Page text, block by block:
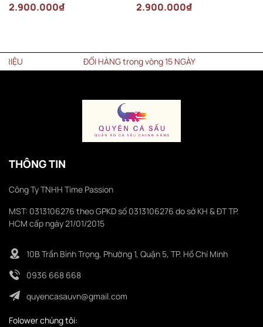
2.900.000₫ 2.900.000₫
ĐỔI HÀNG trong vòng 15 NGÀY
THÔNG TIN
Công Ty TNHH Time Passion
MST: 0313106276 theo GPKD số 0313106276 do sở KH & ĐT TP.
HCM cấp ngày 21/01/2015
10B Trần Bình Trọng, Phường 1, Quận 5, TP. Hồ Chí Minh
0936 668 668
quyencasauvn@gmail.com
Folower chúng tôi: